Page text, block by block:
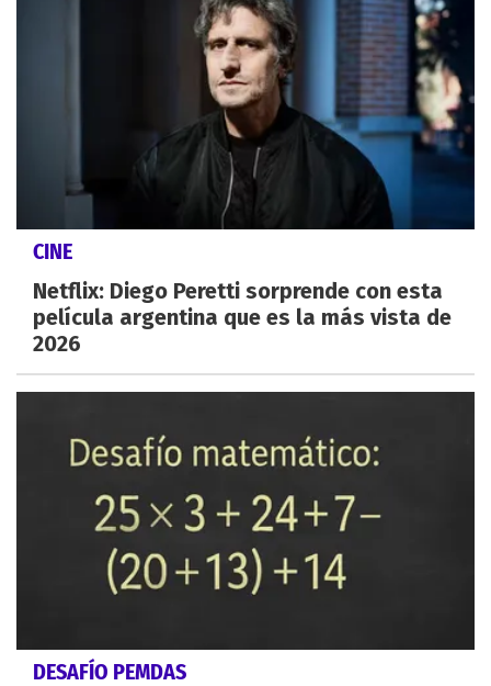
CINE
Netflix: Diego Peretti sorprende con esta
película argentina que es la más vista de
2026
DESAFÍO PEMDAS